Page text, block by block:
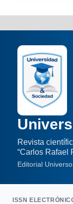
Revista
“Carlos Rafael
Editorial
ISSN